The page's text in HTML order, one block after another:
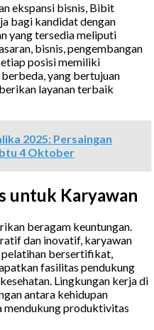
ekspansi bisnis, Bibit
bagi kandidat dengan
yang tersedia meliputi
bisnis, pengembangan
posisi memiliki
yang bertujuan
layanan terbaik
2025: Persaingan
4 Oktober
untuk Karyawan
beragam keuntungan.
dan inovatif, karyawan
bersertifikat,
fasilitas pendukung
Lingkungan kerja di
antara kehidupan
mendukung produktivitas